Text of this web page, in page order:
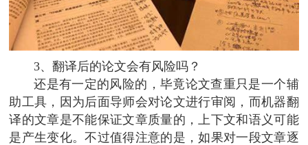
3、翻译后的论文会有风险吗？
还是有一定的风险的，毕竟论文查重只是一个辅
助工具，因为后面导师会对论文进行审阅，而机器翻
译的文章是不能保证文章质量的，上下文和语义可能
是产生变化。不过值得注意的是，如果对一段文章逐